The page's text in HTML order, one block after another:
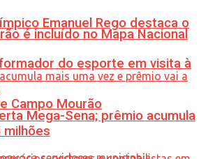
Emanuel Rego destaca o
do esporte em visita à
Campo Mourão
é incluído no Mapa Nacional
Mega-Sena; prêmio acumula
milhões